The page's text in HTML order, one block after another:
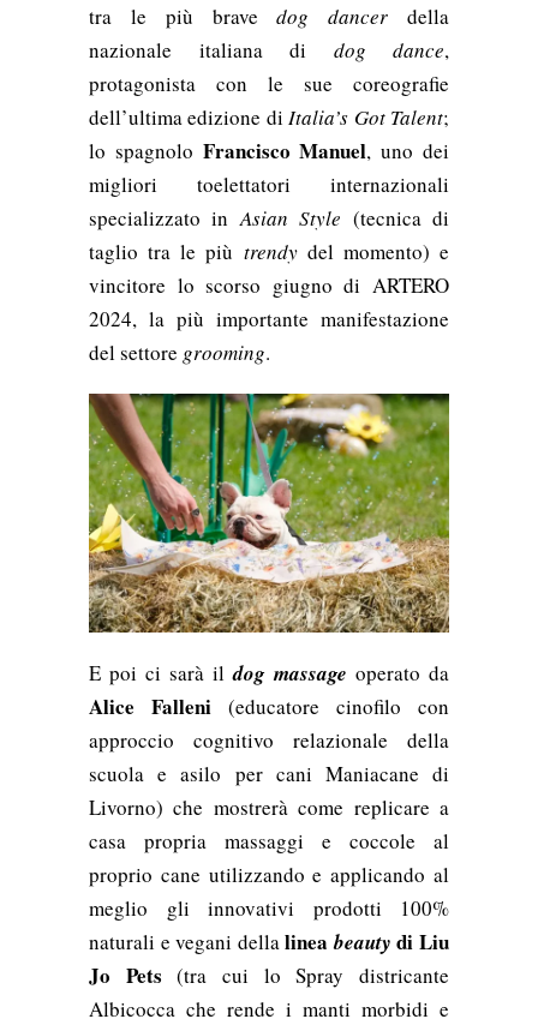
tra le più bravedog dancer della
nazionale italiana di dog dance,
protagonista con le sue coreografie
dell’ultima edizione diItalia’s Got Talent;
lo spagnolo Francisco Manuel, uno dei
migliori toelettatori internazionali
specializzato inAsian Style (tecnica di
taglio tra le più trendydel momento) e
vincitore lo scorso giugno di ARTERO
2024, la più importante manifestazione
del settore grooming.
E poi ci sarà ildog massage operato da
Alice Falleni (educatore cinofilo con
approccio cognitivo relazionale della
scuola e asilo per cani Maniacane di
Livorno) che mostrerà come replicare a
casa propria massaggi e coccole al
proprio cane utilizzando e applicando al
meglio gli innovativi prodotti 100%
naturali e vegani dellalineabeauty di Liu
Jo Pets (tra cui lo Spray districante
Albicocca che rende i manti morbidi e